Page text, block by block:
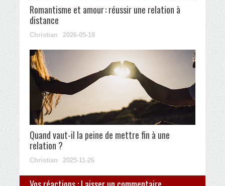
Romantisme et amour : réussir une relation à
distance
Christian 2026-05-18
Quand vaut-il la peine de mettre fin à une
relation ?
Christian 2025-11-26